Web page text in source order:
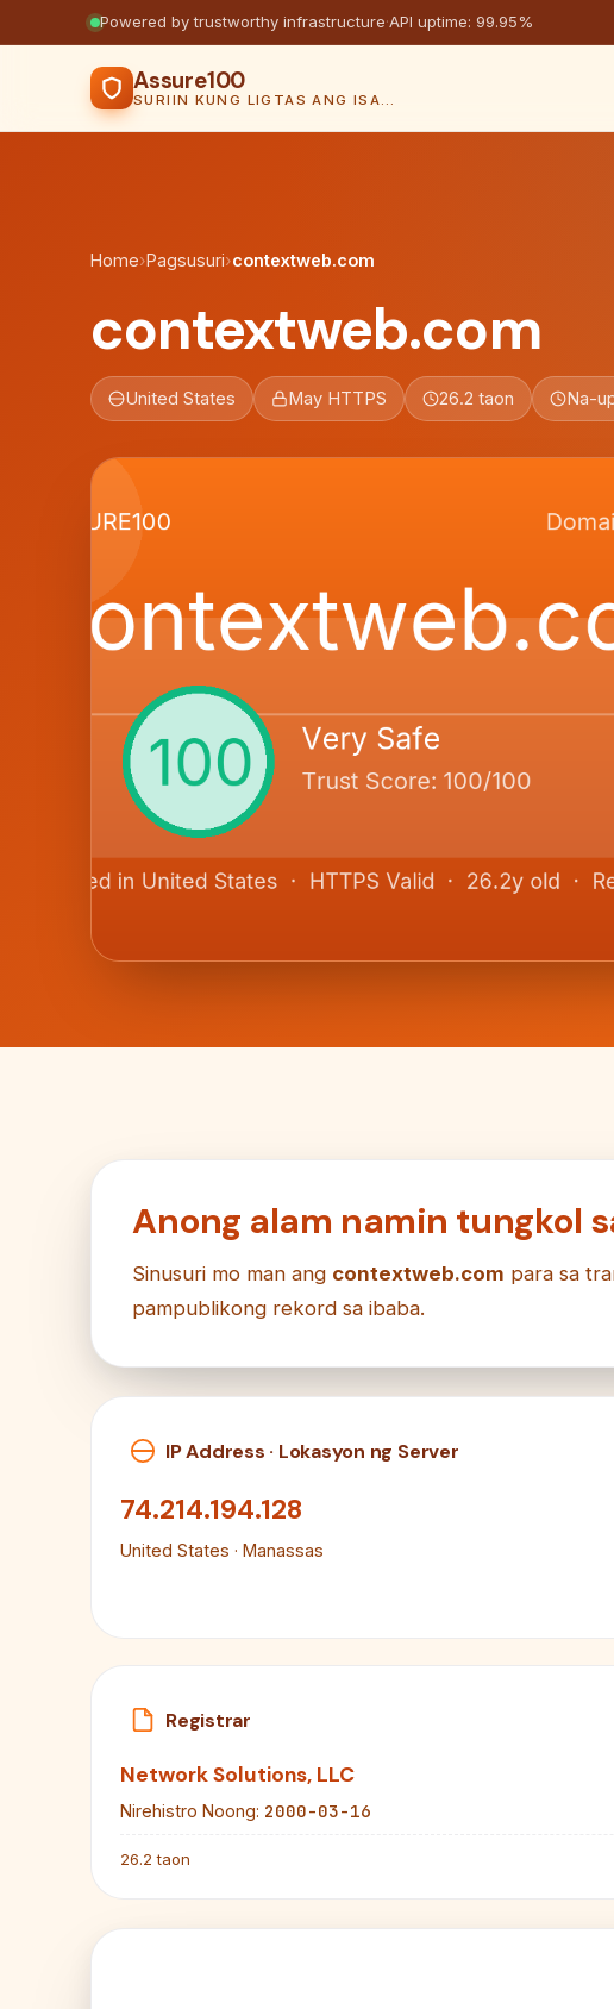
Powered by trustworthy infrastructure·API uptime: 99.95%
Assure100
SURIIN KUNG LIGTAS ANG ISANG WEBSITE
Home›Pagsusuri›contextweb.com
contextweb.com
United States May HTTPS 26.2 taon Na-
Anong alam namin tungkol
Sinusuri mo man ang contextweb.com para sa
pampublikong rekord sa ibaba.
IP Address · Lokasyon ng Server
74.214.194.128
United States · Manassas
Registrar
Network Solutions, LLC
Nirehistro Noong: 2000-03-16
26.2 taon